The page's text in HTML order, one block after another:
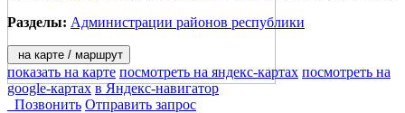
Разделы: Администрации районов республики
на карте / маршрут
показать на карте посмотреть на яндекс-картах посмотреть на
google-картах в Яндекс-навигатор
Позвонить Отправить запрос